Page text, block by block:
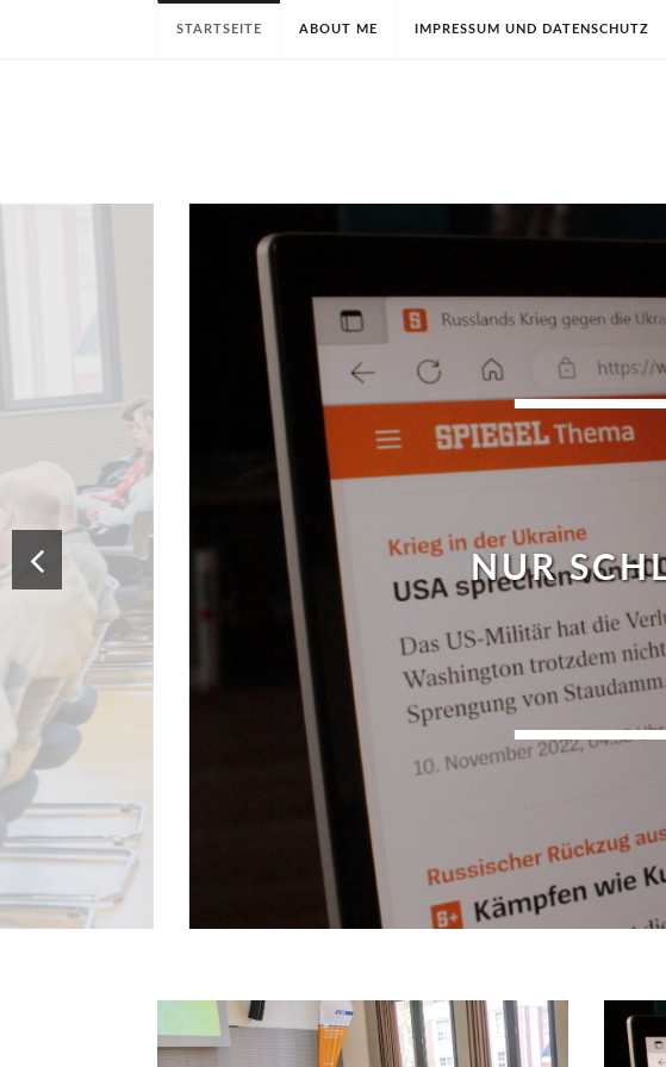
STARTSEITE ABOUT ME IMPRESSUM UND DATENSCHUTZ
LAUT DENKEN
NUR SCHLECHTE NACHRICHTEN?
READ MORE